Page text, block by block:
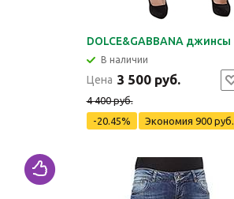
DOLCE&GABBANA джинсы
В наличии
Цена 3 500 руб.
4 400 руб.
-20.45%
Экономия 900 руб.